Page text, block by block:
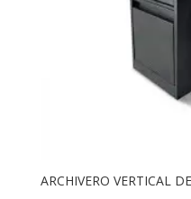
ARCHIVERO VERTICAL